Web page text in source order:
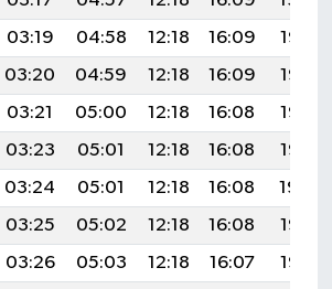
03:19 04:58 12:18 16:09
19:28
03:20 04:59 12:18 16:09
19:27
03:21 05:00 12:18 16:08
19:26
03:23 05:01 12:18 16:08
19:25
03:24 05:01 12:18 16:08
19:24
03:25 05:02 12:18 16:08
19:23
03:26 05:03 12:18 16:07
19:22